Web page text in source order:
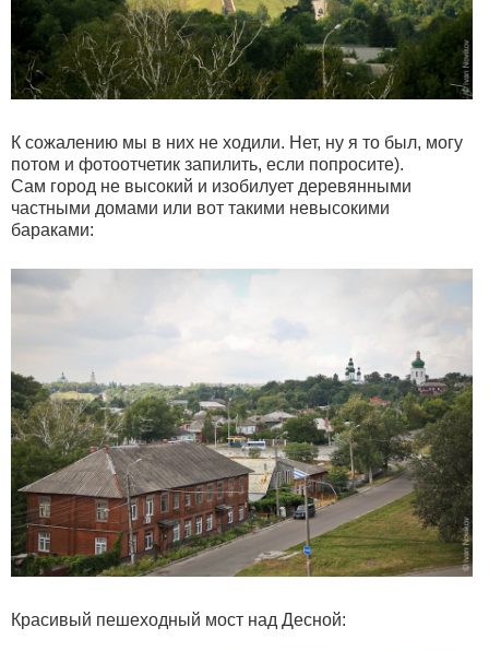
К сожалению мы в них не ходили. Нет, ну я то был, могу
потом и фотоотчетик запилить, если попросите).
Сам город не высокий и изобилует деревянными
частными домами или вот такими невысокими
бараками:
Красивый пешеходный мост над Десной: